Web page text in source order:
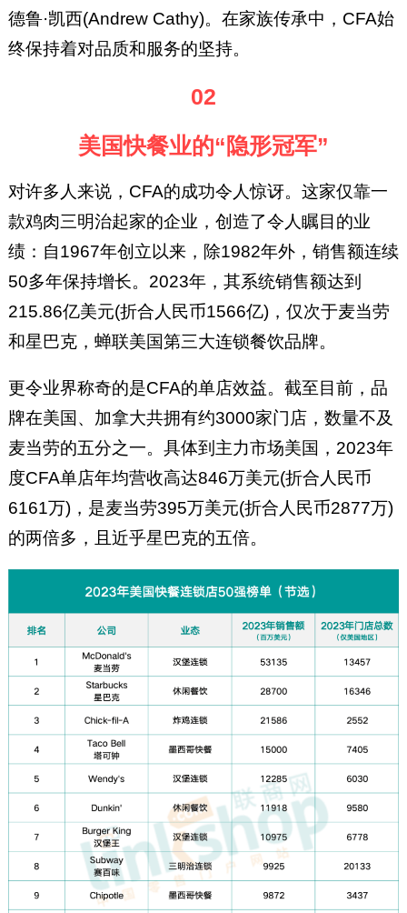
德鲁·凯西(Andrew Cathy)。在家族传承中，CFA始
终保持着对品质和服务的坚持。
02
美国快餐业的“隐形冠军”
对许多人来说，CFA的成功令人惊讶。这家仅靠一
款鸡肉三明治起家的企业，创造了令人瞩目的业
绩：自1967年创立以来，除1982年外，销售额连续
50多年保持增长。2023年，其系统销售额达到
215.86亿美元(折合人民币1566亿)，仅次于麦当劳
和星巴克，蝉联美国第三大连锁餐饮品牌。
更令业界称奇的是CFA的单店效益。截至目前，品
牌在美国、加拿大共拥有约3000家门店，数量不及
麦当劳的五分之一。具体到主力市场美国，2023年
度CFA单店年均营收高达846万美元(折合人民币
6161万)，是麦当劳395万美元(折合人民币2877万)
的两倍多，且近乎星巴克的五倍。